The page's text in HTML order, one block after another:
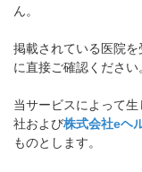
ん。
掲載されている医院
に直接ご確認ください
当サービスによって
社および株式会社eヘ
ものとします。